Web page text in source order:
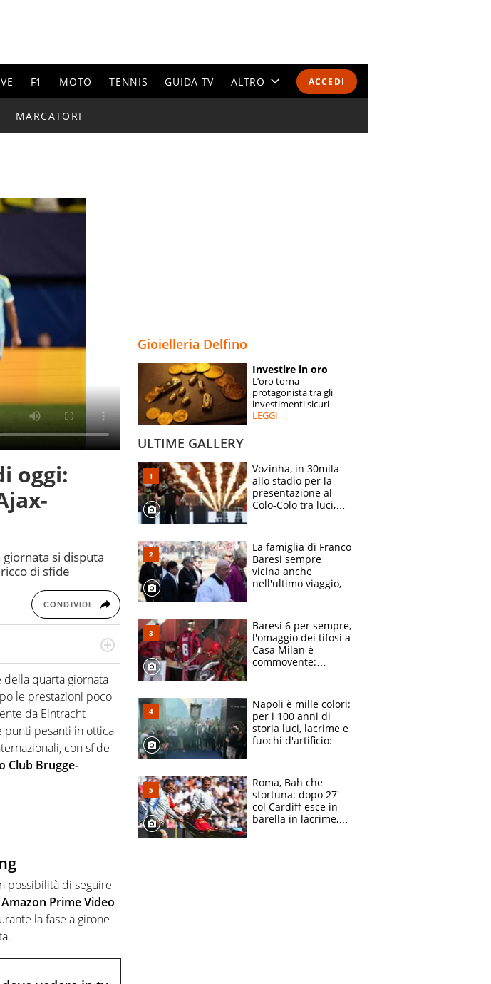
ACCEDI
F1 MOTO TENNIS GUIDA TV ALTRO
ESPERTI
CONTATTI
MARCATORI
oggi:
si disputa
di sfide
CONDIVIDI
non rinuncia allo
rettangolo verde non
della quarta giornata
le prestazioni poco
da Eintracht
punti pesanti in ottica
con sfide
Club Brugge-
possibilità di seguire
Amazon Prime Video
la fase a girone
Gioielleria Delfino
Investire in oro
L’oro torna
protagonista tra gli
investimenti sicuri
LEGGI
ULTIME GALLERY
Vozinha, in 30mila
allo stadio per la
presentazione al
Colo-Colo tra luci,
La famiglia di Franco
Baresi sempre
vicina anche
nell'ultimo viaggio,
circondati
dall'affetto dei tifosi
Baresi 6 per sempre,
l'omaggio dei tifosi a
Casa Milan è
commovente:
bigliettini
Napoli è mille colori:
per i 100 anni di
storia luci, lacrime e
fuochi d'artificio: De
Roma, Bah che
sfortuna: dopo 27'
col Cardiff esce in
barella in lacrime,